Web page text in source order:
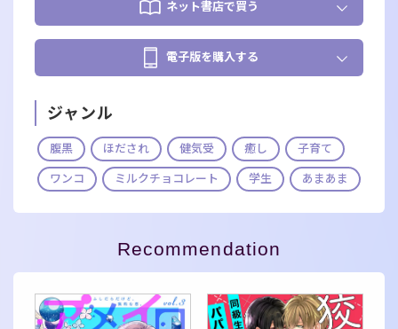
ネット書店で買う
電子版を購入する
ジャンル
腹黒 ほだされ 健気受 癒し 子育て
ワンコ ミルクチョコレート 学生 あまあま
Recommendation